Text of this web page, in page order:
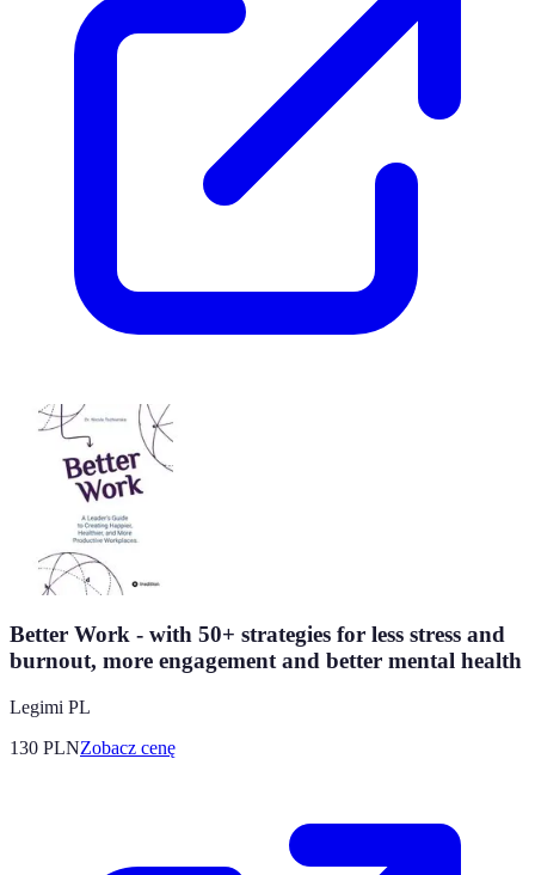
Better Work - with 50+ strategies for less stress and
burnout, more engagement and better mental health
Legimi PL
130 PLNZobacz cenę